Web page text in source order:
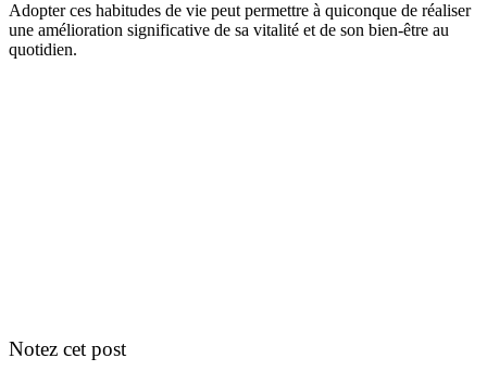
Adopter ces habitudes de vie peut permettre à quiconque de réaliser
une amélioration significative de sa vitalité et de son bien-être au
quotidien.
Notez cet post